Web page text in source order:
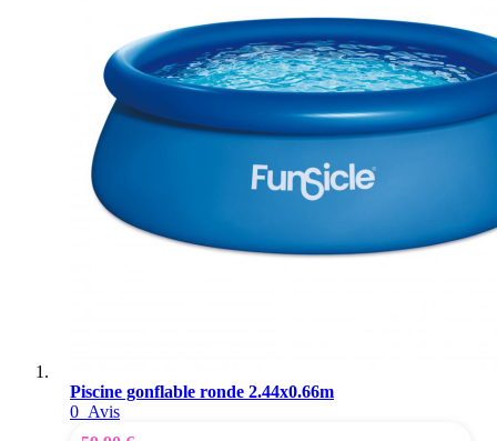
Piscine gonflable ronde 2.44x0.66m
0 Avis